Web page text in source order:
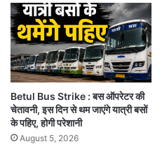
Betul Bus Strike : बस ऑपरेटर की
चेतावनी, इस दिन से थम जाएंगे यात्री बसों
के पहिए, होगी परेशानी
August 5, 2026